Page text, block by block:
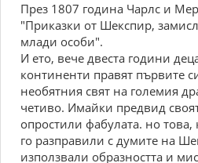
През 1807 година Чарлс и
"Приказки от Шекспир,
млади особи".
И ето, вече двеста години
континенти правят първите
необятния свят на големия
четиво. Имайки предвид
опростили фабулата. но това,
го разправили с думите на
използвали образността и